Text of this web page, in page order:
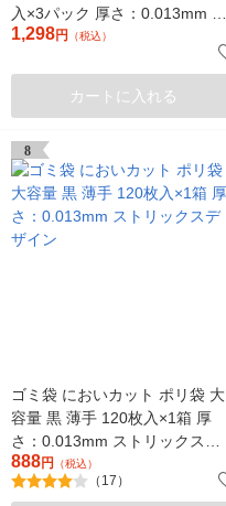
入×3パック 厚さ：0.013mm ス
トリックスデザイン
1,298円 （税込）
カートに入れる
8
ゴミ袋 においカット ポリ袋 大
容量 黒 薄手 120枚入×1箱 厚
さ：0.013mm ストリックスデ
ザイン
888円 （税込）
（17）